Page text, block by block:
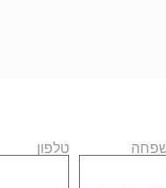
טלפון